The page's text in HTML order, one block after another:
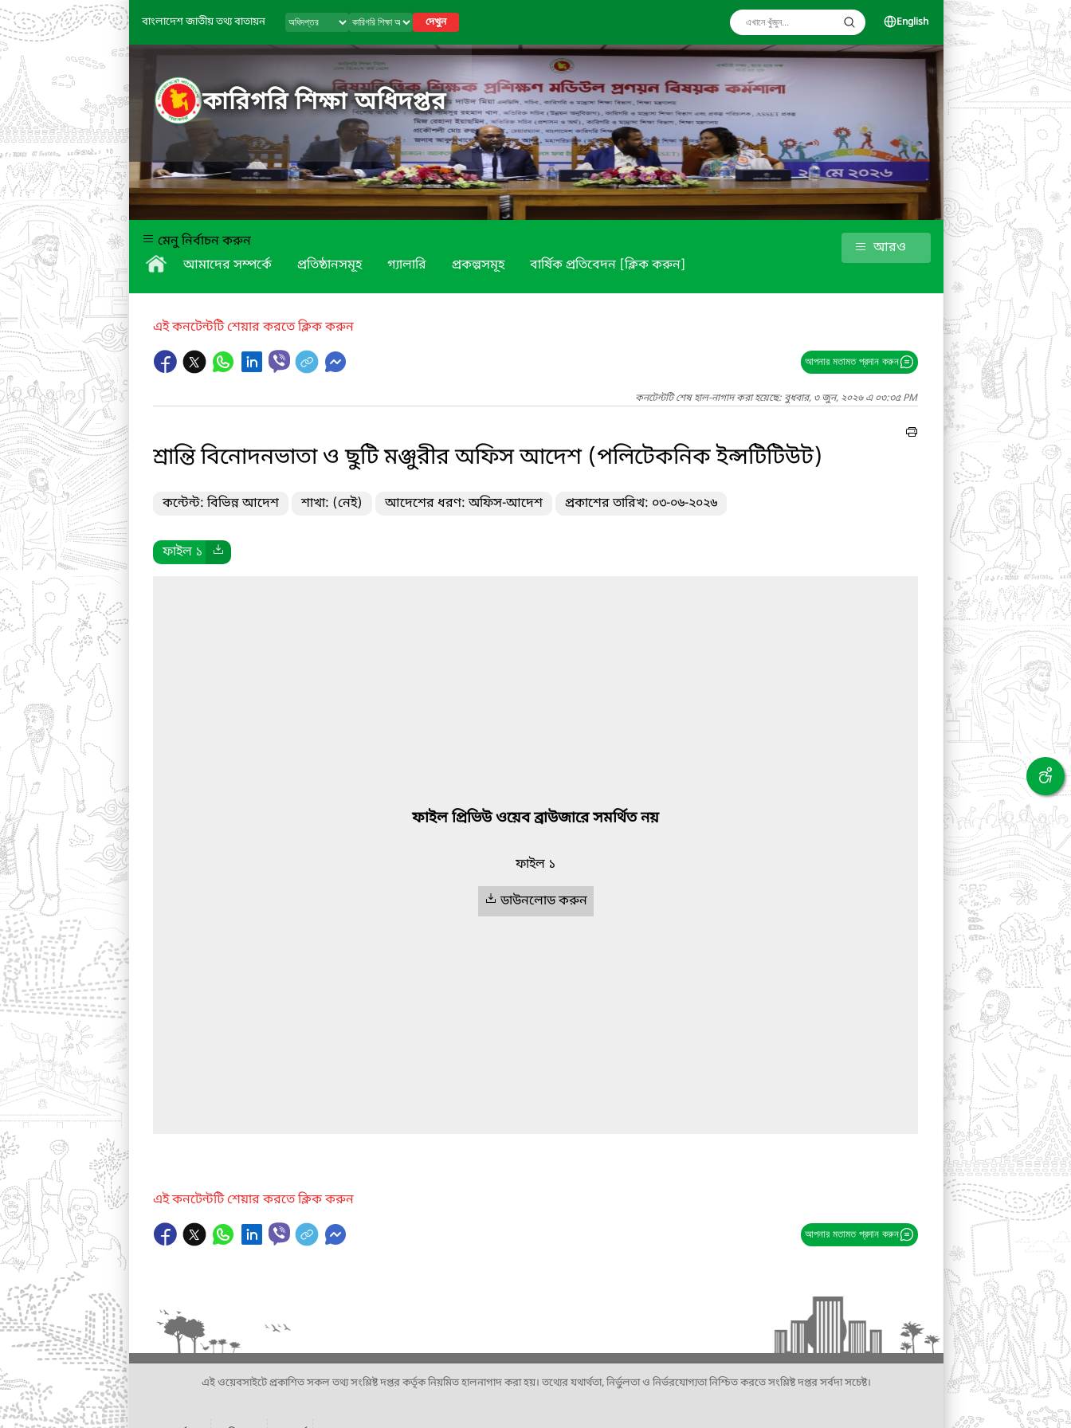
বাংলাদেশ জাতীয় তথ্য বাতায়ন দেখুন English
কারিগরি শিক্ষা অধিদপ্তর
মেনু নির্বাচন করুন
আমাদের সম্পর্কে
প্রতিষ্ঠানসমূহ গ্যালারি প্রকল্পসমূহ বার্ষিক প্রতিবেদন [ক্লিক করুন]
আরও
এই কনটেন্টটি শেয়ার করতে ক্লিক করুন
আপনার মতামত প্রদান করুন
কনটেন্টটি শেষ হাল-নাগাদ করা হয়েছে: বুধবার, ৩ জুন, ২০২৬ এ ০৩:৩৫ PM
শ্রান্তি বিনোদনভাতা ও ছুটি মঞ্জুরীর অফিস আদেশ (পলিটেকনিক ইন্সটিটিউট)
কন্টেন্ট: বিভিন্ন আদেশ শাখা: (নেই) আদেশের ধরণ: অফিস-আদেশ প্রকাশের তারিখ: ০৩-০৬-২০২৬
ফাইল ১
ফাইল প্রিভিউ ওয়েব ব্রাউজারে সমর্থিত নয়
ফাইল ১
ডাউনলোড করুন
এই কনটেন্টটি শেয়ার করতে ক্লিক করুন
আপনার মতামত প্রদান করুন
এই ওয়েবসাইটে প্রকাশিত সকল তথ্য সংশ্লিষ্ট দপ্তর কর্তৃক নিয়মিত হালনাগাদ করা হয়। তথ্যের যথার্থতা, নির্ভুলতা ও নির্ভরযোগ্যতা নিশ্চিত করতে সংশ্লিষ্ট দপ্তর সর্বদা সচেষ্ট।